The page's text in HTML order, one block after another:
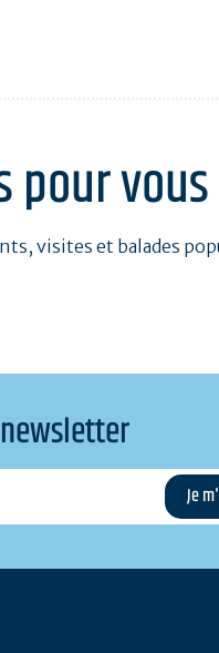
pour vous
visites et balades